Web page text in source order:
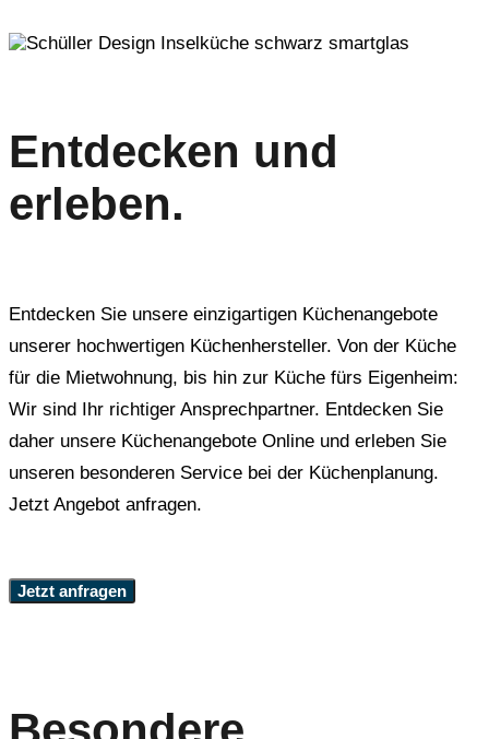
Entdecken und
erleben.
Entdecken Sie unsere einzigartigen Küchenangebote
unserer hochwertigen Küchenhersteller. Von der Küche
für die Mietwohnung, bis hin zur Küche fürs Eigenheim:
Wir sind Ihr richtiger Ansprechpartner. Entdecken Sie
daher unsere Küchenangebote Online und erleben Sie
unseren besonderen Service bei der Küchenplanung.
Jetzt Angebot anfragen.
Jetzt anfragen